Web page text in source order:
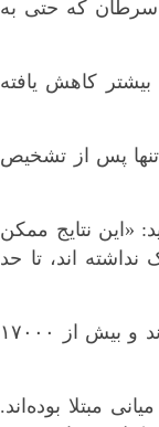
سرطان که حتی به
بیشتر کاهش یافته
تنها پس از تشخیص
«این نتایج ممکن
اند، تا حد
برای مطالعه جدید، محققان داده‌های شش مطالعه در مقیاس بزرگ را جمع‌آوری کردند و بیش از ۱۷۰۰۰
یا میانی مبتلا بوده‌اند.